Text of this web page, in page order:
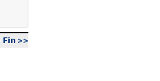
Fin >>